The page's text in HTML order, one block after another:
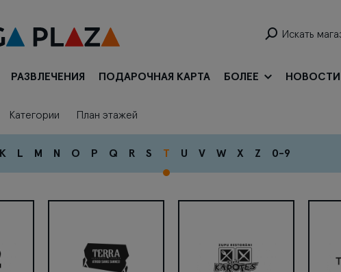
РАЗВЛЕЧЕНИЯ ПОДАРОЧНАЯ КАРТА БОЛЕЕ НОВОСТИ
Категории План этажей
K L M N O P Q R S T U V W X Z 0-9